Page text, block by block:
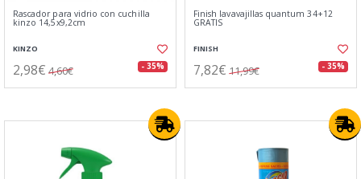
Rascador para vidrio con cuchilla
kinzo 14,5x9,2cm
KINZO
2,98€ 4,60€ - 35%
Finish lavavajillas quantum 34+12
GRATIS
FINISH
7,82€ 11,99€ - 35%